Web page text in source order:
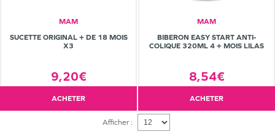
MAM
SUCETTE ORIGINAL + DE 18 MOIS
X3
9,20€
ACHETER
MAM
BIBERON EASY START ANTI-
COLIQUE 320ML 4 + MOIS LILAS
8,54€
ACHETER
Afficher :